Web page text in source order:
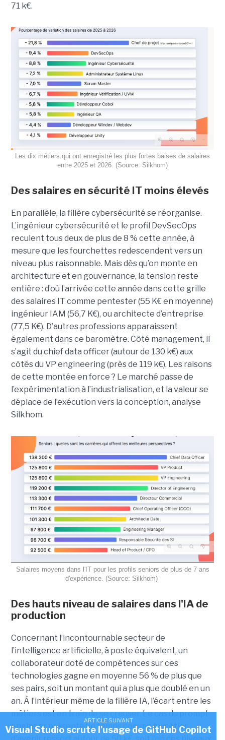
71 k€.
Les dix métiers qui ont enregistré les plus fortes baises de salaires
entre 2025 et 2026. (Source: Silkhom)
Des salaires en sécurité IT moins élevés
En parallèle, la filière cybersécurité se réorganise.
L’ingénieur cybersécurité et le profil DevSecOps
reculent tous deux de plus de 8 % cette année, à
mesure que les fourchettes redescendent vers un
niveau plus raisonnable. Mais dès qu’on monte en
architecture et en gouvernance, la tension reste
entière : d’où l’arrivée cette année dans cette grille
des salaires IT comme pentester (55 K€ en moyenne)
ingénieur IAM (56,7 K€), ou architecte d’entreprise
(77,5 K€). D’autres professions apparaissent
également dans ce baromètre. Côté management, il
s’agit du chief data officer (autour de 130 k€) aux
côtés du VP engineering (près de 119 k€), Les raisons
de cette montée en force ? Le marché passe de
l’expérimentation à l’industrialisation, et la valeur se
déplace de l’exécution vers la conception, analyse
Silkhom.
Salaires moyens dans l'IT pour les profils seniors de plus de 7 ans
d'expérience. (Source: Silkhom)
Des hauts niveau de salaires dans l'IA de
production
Concernant l’incontournable secteur de
l’intelligence artificielle, à poste équivalent, un
collaborateur doté de compétences sur ces
technologies gagne en moyenne 56 % de plus que
ses pairs, soit un montant qui a plus que doublé en un
an. À l’intérieur même de la filière IA, l’écart entre les
métiers est en train de se creuser. Le cas du prompt
engineer présenté un temps comme le métier
ARTICLE SUIVANT
Visual Studio scrute l'usage de GitHub Copilot